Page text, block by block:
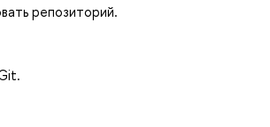
репозиторий.